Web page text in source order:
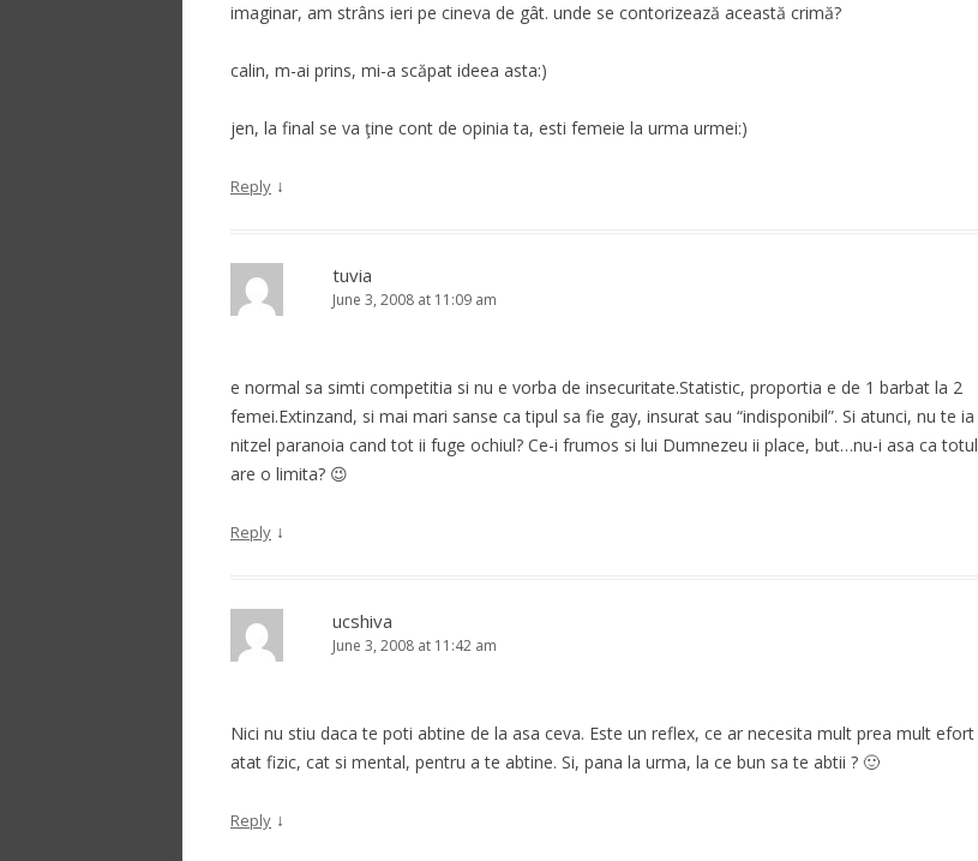
imaginar, am strâns ieri pe cineva de gât. unde se contorizează această crimă?
calin, m-ai prins, mi-a scăpat ideea asta:)
jen, la final se va ţine cont de opinia ta, esti femeie la urma urmei:)
Reply ↓
tuvia
June 3, 2008 at 11:09 am
e normal sa simti competitia si nu e vorba de insecuritate.Statistic, proportia e de 1 barbat la 2
femei.Extinzand, si mai mari sanse ca tipul sa fie gay, insurat sau “indisponibil”. Si atunci, nu te ia
nitzel paranoia cand tot ii fuge ochiul? Ce-i frumos si lui Dumnezeu ii place, but…nu-i asa ca totul
are o limita? 😉
Reply ↓
ucshiva
June 3, 2008 at 11:42 am
Nici nu stiu daca te poti abtine de la asa ceva. Este un reflex, ce ar necesita mult prea mult efort
atat fizic, cat si mental, pentru a te abtine. Si, pana la urma, la ce bun sa te abtii ? 🙂
Reply ↓